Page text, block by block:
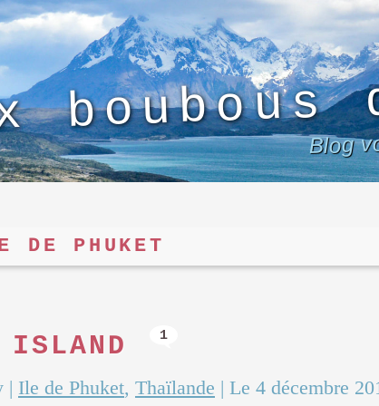
boubousBlog
DE PHUKET
ISLAND 1
| Ile de Phuket, Thaïlande | Le 4 décembre